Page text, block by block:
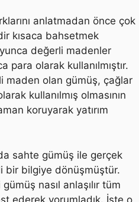
anlatmadan önce çok
kısaca bahsetmek
değerli madenler
para olarak kullanılmıştır.
maden olan gümüş, çağlar
kullanılmış olmasının
koruyarak yatırım
sahte gümüş ile gerçek
bir bilgiye dönüşmüştür.
nasıl anlaşılır tüm
ederek yorumladık. İşte o